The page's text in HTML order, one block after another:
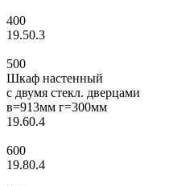
400
19.50.3
500
Шкаф настенный
с двумя стекл. дверцами
в=913мм г=300мм
19.60.4
600
19.80.4